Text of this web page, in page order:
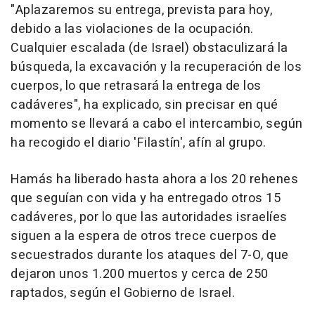
"Aplazaremos su entrega, prevista para hoy,
debido a las violaciones de la ocupación.
Cualquier escalada (de Israel) obstaculizará la
búsqueda, la excavación y la recuperación de los
cuerpos, lo que retrasará la entrega de los
cadáveres", ha explicado, sin precisar en qué
momento se llevará a cabo el intercambio, según
ha recogido el diario 'Filastín', afín al grupo.
Hamás ha liberado hasta ahora a los 20 rehenes
que seguían con vida y ha entregado otros 15
cadáveres, por lo que las autoridades israelíes
siguen a la espera de otros trece cuerpos de
secuestrados durante los ataques del 7-O, que
dejaron unos 1.200 muertos y cerca de 250
raptados, según el Gobierno de Israel.